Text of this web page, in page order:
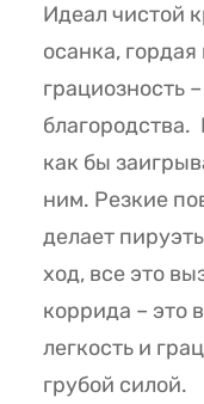
Идеал чистой
осанка,
грациозность
как бы
ним. Резкие
делает
ход, все это
коррида – это
легкость и
грубой силой.